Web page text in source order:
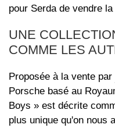
pour Serda de vendre
UNE
COMME LES
Proposée à la vente par
Porsche basé au
Boys » est décrite
plus unique qu'on nous